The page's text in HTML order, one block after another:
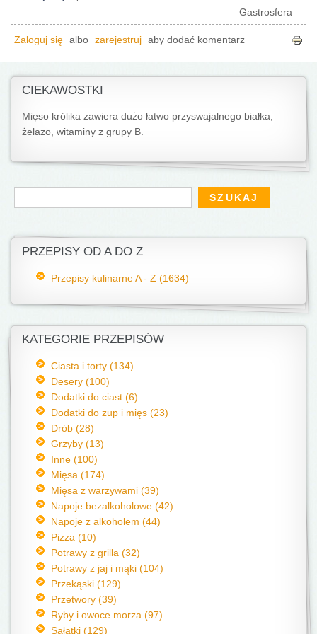
Gastrosfera
Zaloguj się albo zarejestruj aby dodać komentarz
CIEKAWOSTKI
Mięso królika zawiera dużo łatwo przyswajalnego białka,
żelazo, witaminy z grupy B.
Formularz wyszukiwania
Szukaj
PRZEPISY OD A DO Z
Przepisy kulinarne A - Z (1634)
KATEGORIE PRZEPISÓW
Ciasta i torty (134)
Desery (100)
Dodatki do ciast (6)
Dodatki do zup i mięs (23)
Drób (28)
Grzyby (13)
Inne (100)
Mięsa (174)
Mięsa z warzywami (39)
Napoje bezalkoholowe (42)
Napoje z alkoholem (44)
Pizza (10)
Potrawy z grilla (32)
Potrawy z jaj i mąki (104)
Przekąski (129)
Przetwory (39)
Ryby i owoce morza (97)
Sałatki (129)